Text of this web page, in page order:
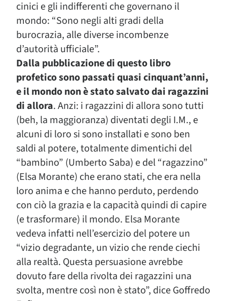
cinici e gli indifferenti che governano il
mondo: “Sono negli alti gradi della
burocrazia, alle diverse incombenze
d’autorità ufficiale”.
Dalla pubblicazione di questo libro
profetico sono passati quasi cinquant’anni,
e il mondo non è stato salvato dai ragazzini
di allora. Anzi: i ragazzini di allora sono tutti
(beh, la maggioranza) diventati degli I.M., e
alcuni di loro si sono installati e sono ben
saldi al potere, totalmente dimentichi del
“bambino” (Umberto Saba) e del “ragazzino”
(Elsa Morante) che erano stati, che era nella
loro anima e che hanno perduto, perdendo
con ciò la grazia e la capacità quindi di capire
(e trasformare) il mondo. Elsa Morante
vedeva infatti nell’esercizio del potere un
“vizio degradante, un vizio che rende ciechi
alla realtà. Questa persuasione avrebbe
dovuto fare della rivolta dei ragazzini una
svolta, mentre così non è stato”, dice Goffredo